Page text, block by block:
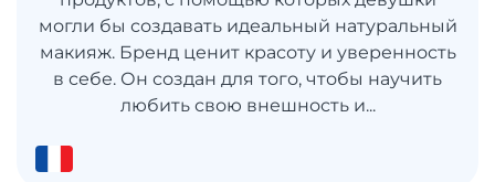
могли бы создавать идеальный натуральный
макияж. Бренд ценит красоту и уверенность
в себе. Он создан для того, чтобы научить
любить свою внешность и...